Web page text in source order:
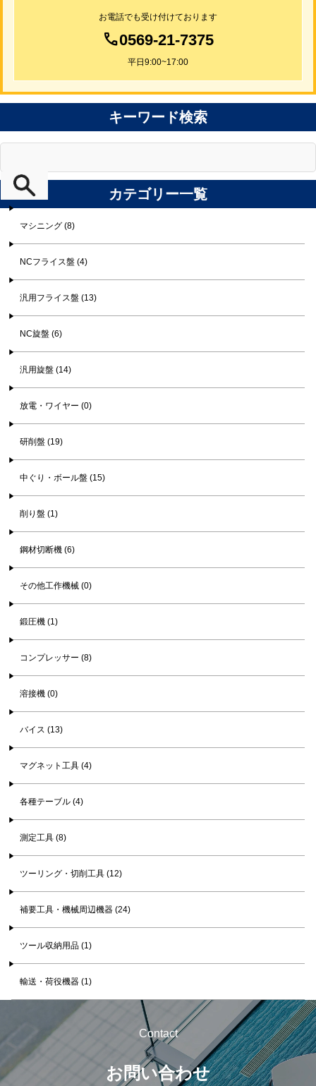
お電話でも受け付けております
0569-21-7375
平日9:00~17:00
キーワード検索
カテゴリー一覧
マシニング (8)
NCフライス盤 (4)
汎用フライス盤 (13)
NC旋盤 (6)
汎用旋盤 (14)
放電・ワイヤー (0)
研削盤 (19)
中ぐり・ボール盤 (15)
削り盤 (1)
鋼材切断機 (6)
その他工作機械 (0)
鍛圧機 (1)
コンプレッサー (8)
溶接機 (0)
バイス (13)
マグネット工具 (4)
各種テーブル (4)
測定工具 (8)
ツーリング・切削工具 (12)
補要工具・機械周辺機器 (24)
ツール収納用品 (1)
輸送・荷役機器 (1)
Contact
お問い合わせ